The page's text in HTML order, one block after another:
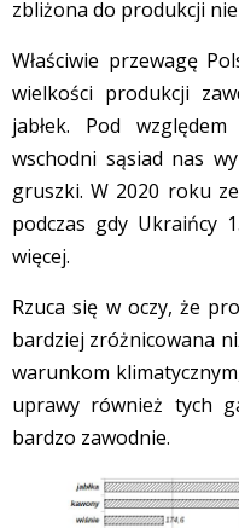
zbliżona do produkcji
Właściwie przewagę
wielkości produkcji
jabłek. Pod
wschodni sąsiad nas
gruszki. W 2020 roku
podczas gdy Ukraińcy
więcej.
Rzuca się w oczy, że
bardziej zróżnicowana
warunkom
uprawy również tych
bardzo zawodnie.